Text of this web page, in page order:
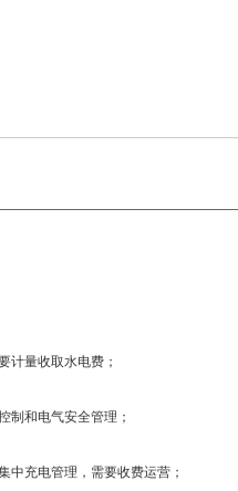
计量收取水电费；
制和电气安全管理；
中充电管理，需要收费运营；